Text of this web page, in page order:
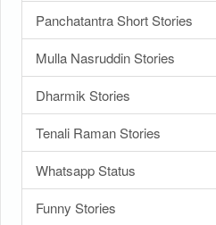
Panchatantra Short Stories
Mulla Nasruddin Stories
Dharmik Stories
Tenali Raman Stories
Whatsapp Status
Funny Stories